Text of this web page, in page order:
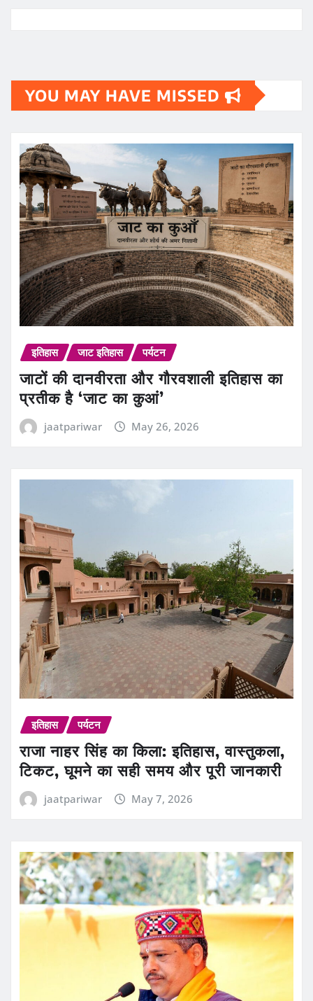
YOU MAY HAVE MISSED
इतिहास जाट इतिहास पर्यटन
जाटों की दानवीरता और गौरवशाली इतिहास का
प्रतीक है ‘जाट का कुआं’
jaatpariwar May 26, 2026
इतिहास पर्यटन
राजा नाहर सिंह का किला: इतिहास, वास्तुकला,
टिकट, घूमने का सही समय और पूरी जानकारी
jaatpariwar May 7, 2026